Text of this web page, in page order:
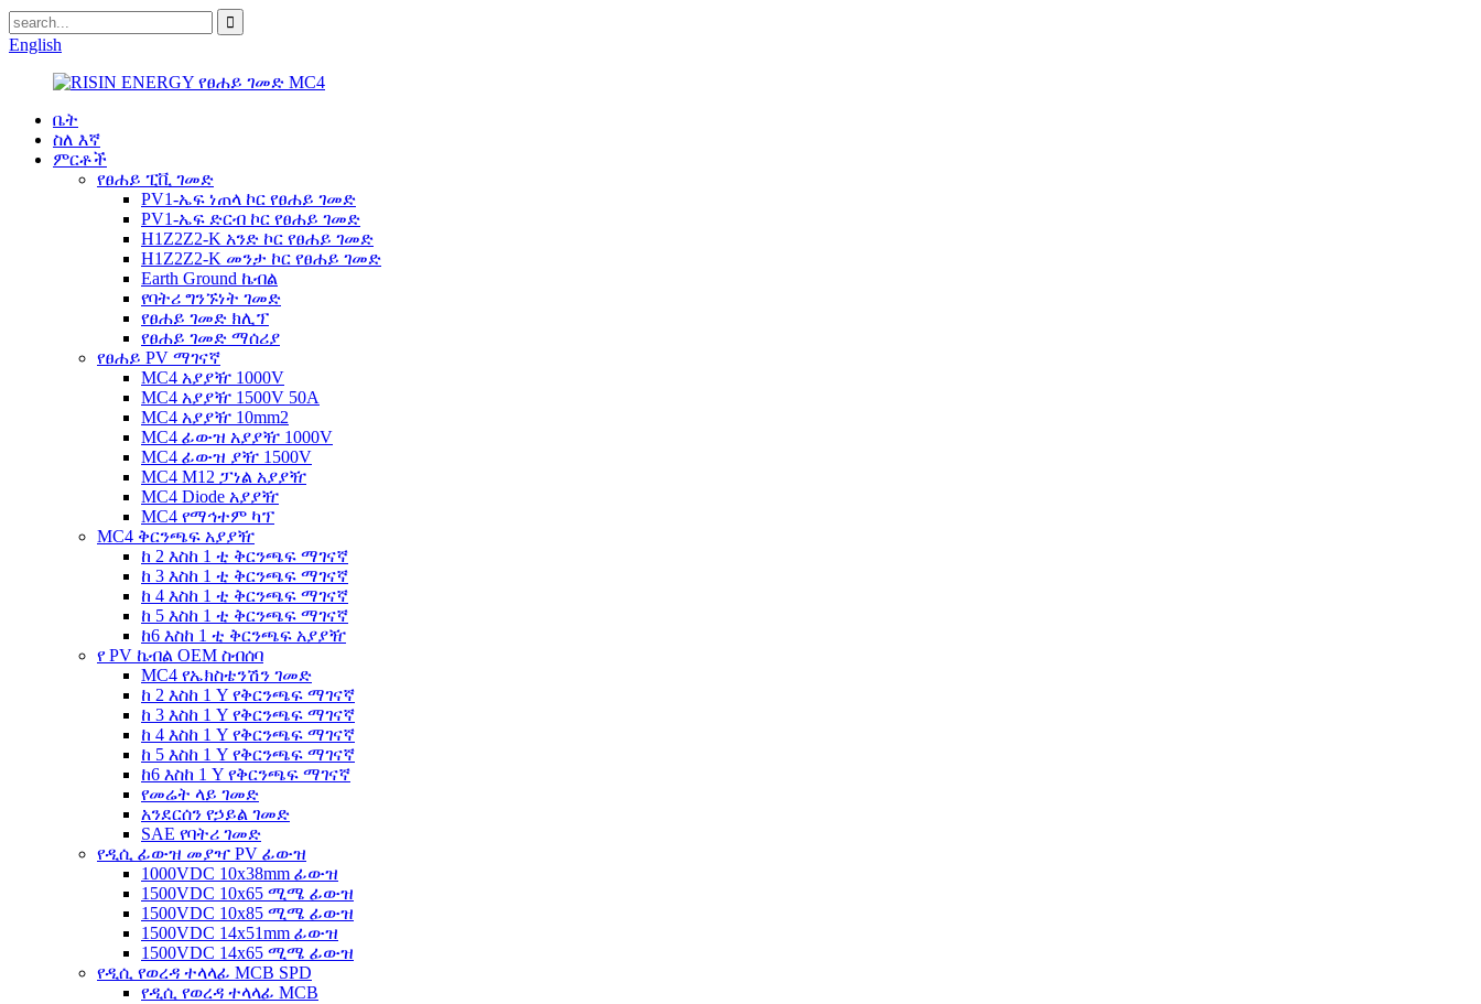
English
ቤት
ስለ እኛ
ምርቶች
የፀሐይ ፒቪ ገመድ
PV1-ኤፍ ነጠላ ኮር የፀሐይ ገመድ
PV1-ኤፍ ድርብ ኮር የፀሐይ ገመድ
H1Z2Z2-K አንድ ኮር የፀሐይ ገመድ
H1Z2Z2-K መንታ ኮር የፀሐይ ገመድ
Earth Ground ኬብል
የባትሪ ግንኙነት ገመድ
የፀሐይ ገመድ ክሊፕ
የፀሐይ ገመድ ማሰሪያ
የፀሐይ PV ማገናኛ
MC4 አያያዥ 1000V
MC4 አያያዥ 1500V 50A
MC4 አያያዥ 10mm2
MC4 ፊውዝ አያያዥ 1000V
MC4 ፊውዝ ያዥ 1500V
MC4 M12 ፓነል አያያዥ
MC4 Diode አያያዥ
MC4 የማኅተም ካፕ
MC4 ቅርንጫፍ አያያዥ
ከ 2 እስከ 1 ቲ ቅርንጫፍ ማገናኛ
ከ 3 እስከ 1 ቲ ቅርንጫፍ ማገናኛ
ከ 4 እስከ 1 ቲ ቅርንጫፍ ማገናኛ
ከ 5 እስከ 1 ቲ ቅርንጫፍ ማገናኛ
ከ6 እስከ 1 ቲ ቅርንጫፍ አያያዥ
የ PV ኬብል OEM ስብሰባ
MC4 የኤክስቴንሽን ገመድ
ከ 2 እስከ 1 Y የቅርንጫፍ ማገናኛ
ከ 3 እስከ 1 Y የቅርንጫፍ ማገናኛ
ከ 4 እስከ 1 Y የቅርንጫፍ ማገናኛ
ከ 5 እስከ 1 Y የቅርንጫፍ ማገናኛ
ከ6 እስከ 1 Y የቅርንጫፍ ማገናኛ
የመሬት ላይ ገመድ
አንደርሰን የኃይል ገመድ
SAE የባትሪ ገመድ
የዲሲ ፊውዝ መያዣ PV ፊውዝ
1000VDC 10x38mm ፊውዝ
1500VDC 10x65 ሚሜ ፊውዝ
1500VDC 10x85 ሚሜ ፊውዝ
1500VDC 14x51mm ፊውዝ
1500VDC 14x65 ሚሜ ፊውዝ
የዲሲ የወረዳ ተላላፊ MCB SPD
የዲሲ የወረዳ ተላላፊ MCB